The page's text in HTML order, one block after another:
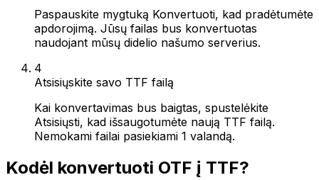
Paspauskite mygtuką Konvertuoti, kad pradėtumėte
apdorojimą. Jūsų failas bus konvertuotas
naudojant mūsų didelio našumo serverius.
4
Atsisiųskite savo TTF failą
Kai konvertavimas bus baigtas, spustelėkite
Atsisiųsti, kad išsaugotumėte naują TTF failą.
Nemokami failai pasiekiami 1 valandą.
Kodėl konvertuoti OTF į TTF?